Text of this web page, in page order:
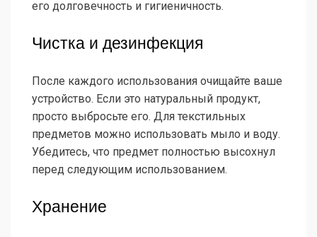
его долговечность и гигиеничность.
Чистка и дезинфекция
После каждого использования очищайте ваше
устройство. Если это натуральный продукт,
просто выбросьте его. Для текстильных
предметов можно использовать мыло и воду.
Убедитесь, что предмет полностью высохнул
перед следующим использованием.
Хранение